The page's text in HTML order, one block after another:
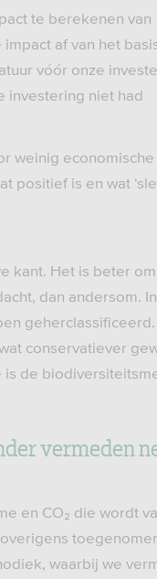
te berekenen van
af van het
vóór onze
investering niet had
weinig
positief is en wat
kant. Het is beter
dan andersom.
conservatiever
is de
vermeden
en CO₂ die wordt
waarbij we